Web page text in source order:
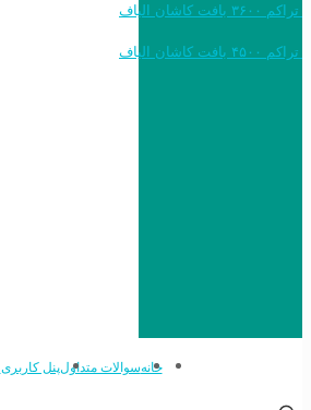
خرید به قیمت فرش ماشینی ۱۲۰۰ شانه تراکم ۳۶۰۰ بافت کاشان الیاف
خرید به قیمت فرش ماشینی ۱۵۰۰ شانه تراکم ۴۵۰۰ بافت کاشان الیاف
خانهسوالات متداولپنل کاربری